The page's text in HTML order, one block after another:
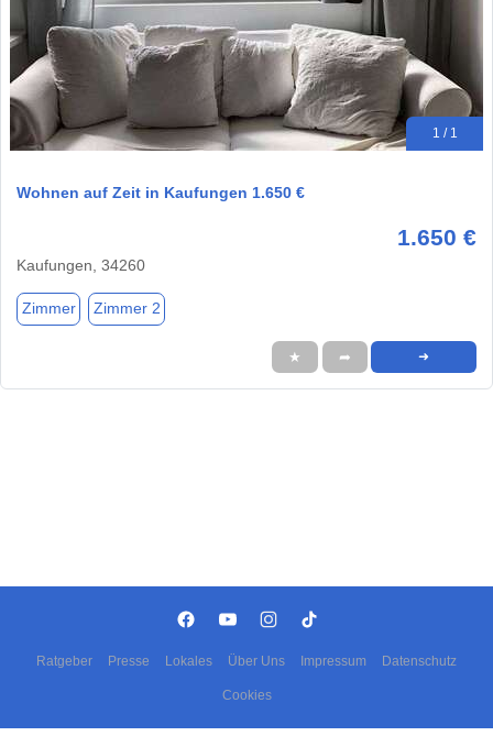
1 / 1
Wohnen auf Zeit in Kaufungen 1.650 €
1.650 €
Kaufungen, 34260
Zimmer Zimmer 2
★ ➦ ➜
Ratgeber Presse Lokales Über Uns Impressum Datenschutz
Cookies